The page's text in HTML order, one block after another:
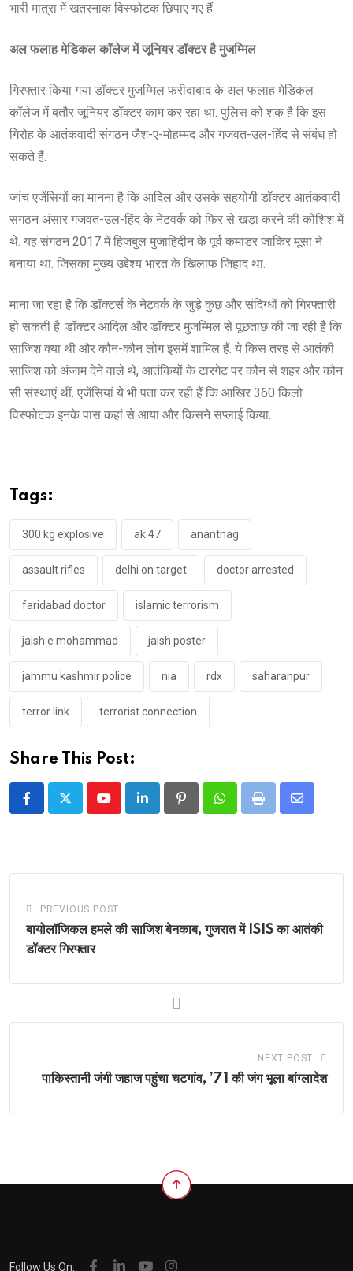
भारी मात्रा में खतरनाक विस्फोटक छिपाए गए हैं.
अल फलाह मेडिकल कॉलेज में जूनियर डॉक्टर है मुजम्मिल
गिरफ्तार किया गया डॉक्टर मुजम्मिल फरीदाबाद के अल फलाह मेडिकल
कॉलेज में बतौर जूनियर डॉक्टर काम कर रहा था. पुलिस को शक है कि इस
गिरोह के आतंकवादी संगठन जैश-ए-मोहम्मद और गजवत-उल-हिंद से संबंध हो
सकते हैं.
जांच एजेंसियों का मानना है कि आदिल और उसके सहयोगी डॉक्टर आतंकवादी
संगठन अंसार गजवत-उल-हिंद के नेटवर्क को फिर से खड़ा करने की कोशिश में
थे. यह संगठन 2017 में हिजबुल मुजाहिदीन के पूर्व कमांडर जाकिर मूसा ने
बनाया था. जिसका मुख्य उद्देश्य भारत के खिलाफ जिहाद था.
माना जा रहा है कि डॉक्टर्स के नेटवर्क के जुड़े कुछ और संदिग्धों को गिरफ्तारी
हो सकती है. डॉक्टर आदिल और डॉक्टर मुजम्मिल से पूछताछ की जा रही है कि
साजिश क्या थी और कौन-कौन लोग इसमें शामिल हैं. ये किस तरह से आतंकी
साजिश को अंजाम देने वाले थे, आतंकियों के टारगेट पर कौन से शहर और कौन
सी संस्थाएं थीं. एजेंसियां ये भी पता कर रही हैं कि आखिर 360 किलो
विस्फोटक इनके पास कहां से आया और किसने सप्लाई किया.
Tags:
300 kg explosive ak 47 anantnag
assault rifles delhi on target doctor arrested
faridabad doctor islamic terrorism
jaish e mohammad jaish poster
jammu kashmir police nia rdx saharanpur
terror link terrorist connection
Share This Post:
YoutubeLinkedIn PinterestWhatsappPrint
Share
PREVIOUS POST
बायोलॉजिकल हमले की साजिश बेनकाब, गुजरात में ISIS का आतंकी
डॉक्टर गिरफ्तार
NEXT POST
पाकिस्तानी जंगी जहाज पहुंचा चटगांव, ’71 की जंग भूला बांग्लादेश
Follow Us On: